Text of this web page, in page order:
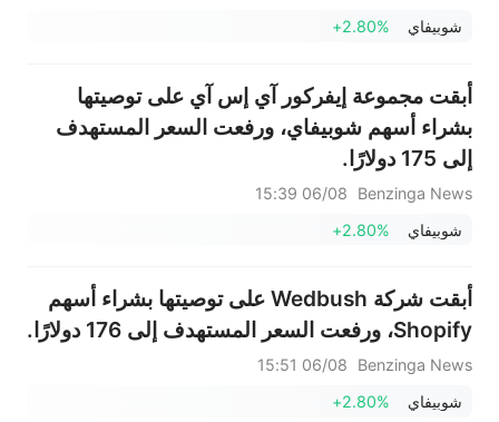
شوبيفاي +2.80%
أبقت مجموعة إيفركور آي إس آي على توصيتها
بشراء أسهم شوبيفاي، ورفعت السعر المستهدف
إلى 175 دولارًا.
Benzinga News
06/08 15:39
شوبيفاي
+2.80%
أبقت شركة Wedbush على توصيتها بشراء أسهم
Shopify، ورفعت السعر المستهدف إلى 176 دولارًا.
Benzinga News
06/08 15:51
شوبيفاي
+2.80%